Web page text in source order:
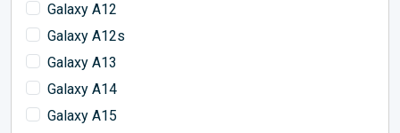
Galaxy A12
Galaxy A12s
Galaxy A13
Galaxy A14
Galaxy A15